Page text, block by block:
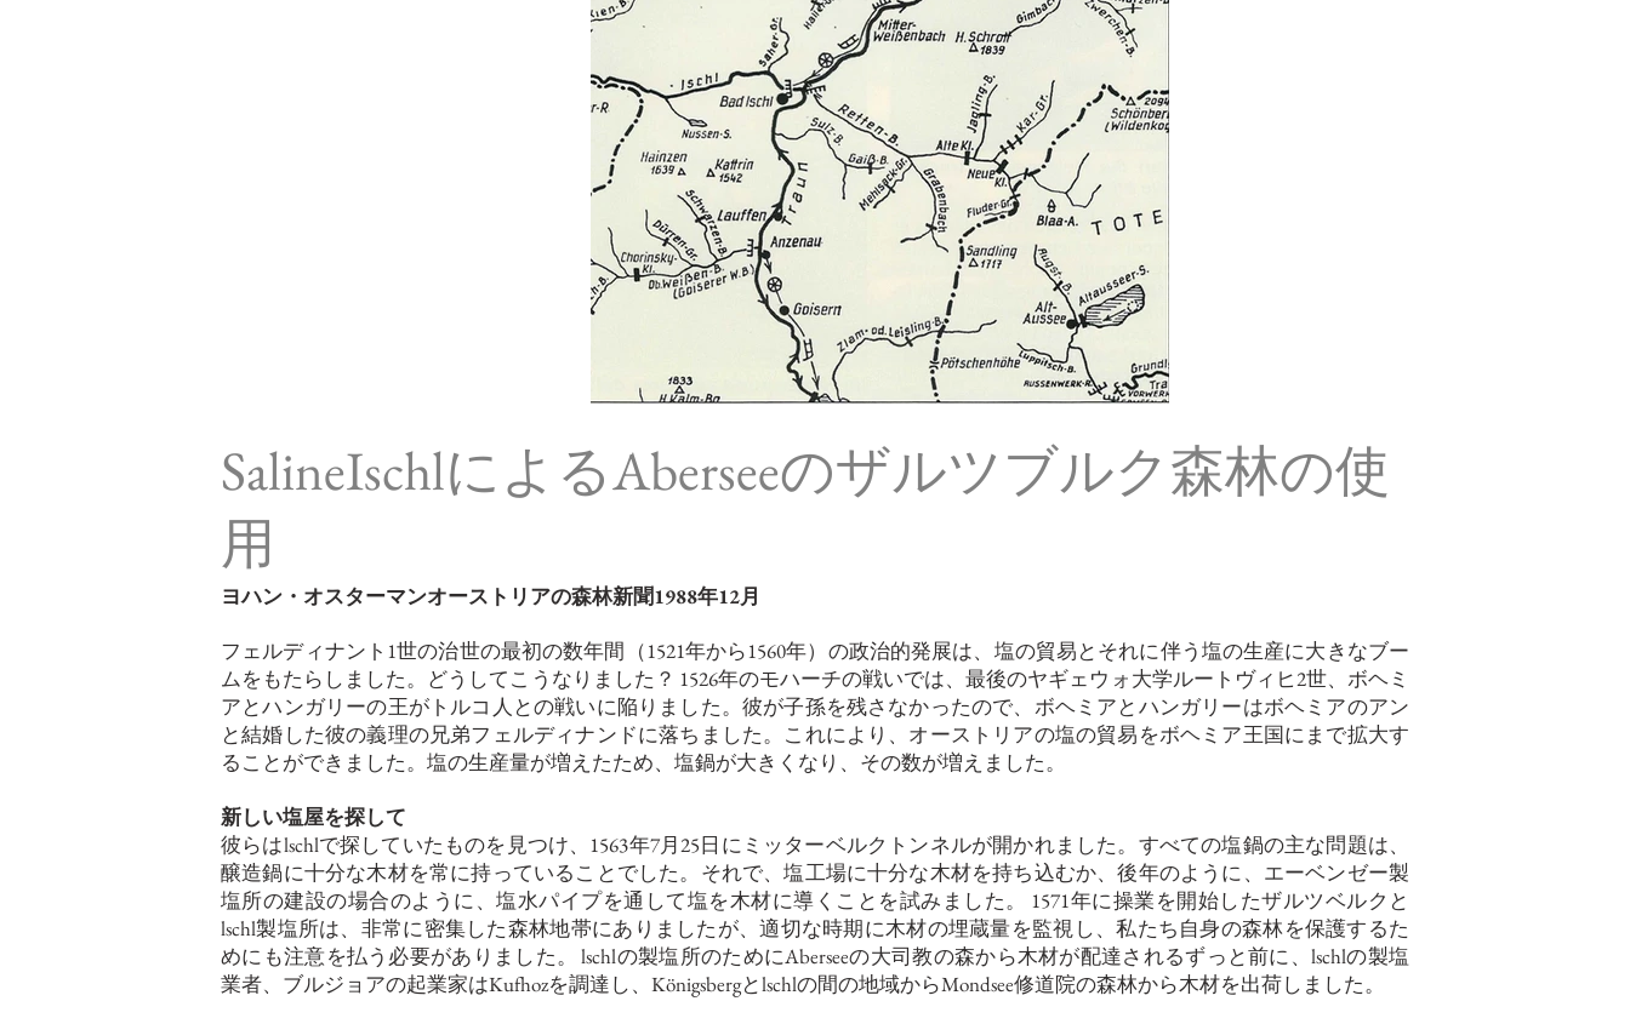
SalineIschlによるAberseeのザルツブルク森林の使
用
ヨハン・オスターマンオーストリアの森林新聞1988年12月
フェルディナント1世の治世の最初の数年間（1521年から1560年）の政治的発展は、塩の貿易とそれに伴う塩の生産に大きなブー
ムをもたらしました。どうしてこうなりました？ 1526年のモハーチの戦いでは、最後のヤギェウォ大学ルートヴィヒ2世、ボヘミ
アとハンガリーの王がトルコ人との戦いに陥りました。彼が子孫を残さなかったので、ボヘミアとハンガリーはボヘミアのアン
と結婚した彼の義理の兄弟フェルディナンドに落ちました。これにより、オーストリアの塩の貿易をボヘミア王国にまで拡大す
ることができました。塩の生産量が増えたため、塩鍋が大きくなり、その数が増えました。
新しい塩屋を探して
彼らはlschlで探していたものを見つけ、1563年7月25日にミッターベルクトンネルが開かれました。すべての塩鍋の主な問題は、
醸造鍋に十分な木材を常に持っていることでした。それで、塩工場に十分な木材を持ち込むか、後年のように、エーベンゼー製
塩所の建設の場合のように、塩水パイプを通して塩を木材に導くことを試みました。 1571年に操業を開始したザルツベルクと
lschl製塩所は、非常に密集した森林地帯にありましたが、適切な時期に木材の埋蔵量を監視し、私たち自身の森林を保護するた
めにも注意を払う必要がありました。 lschlの製塩所のためにAberseeの大司教の森から木材が配達されるずっと前に、lschlの製塩
業者、ブルジョアの起業家はKufhozを調達し、Königsbergとlschlの間の地域からMondsee修道院の森林から木材を出荷しました。